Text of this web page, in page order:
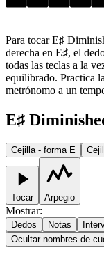
Para tocar E♯
derecha en E♯, el
todas las teclas a la
equilibrado. Practica
metrónomo a un
E♯
Cejilla - forma E
Tocar Arpegio
Mostrar:
Dedos Notas
Ocultar nombres de